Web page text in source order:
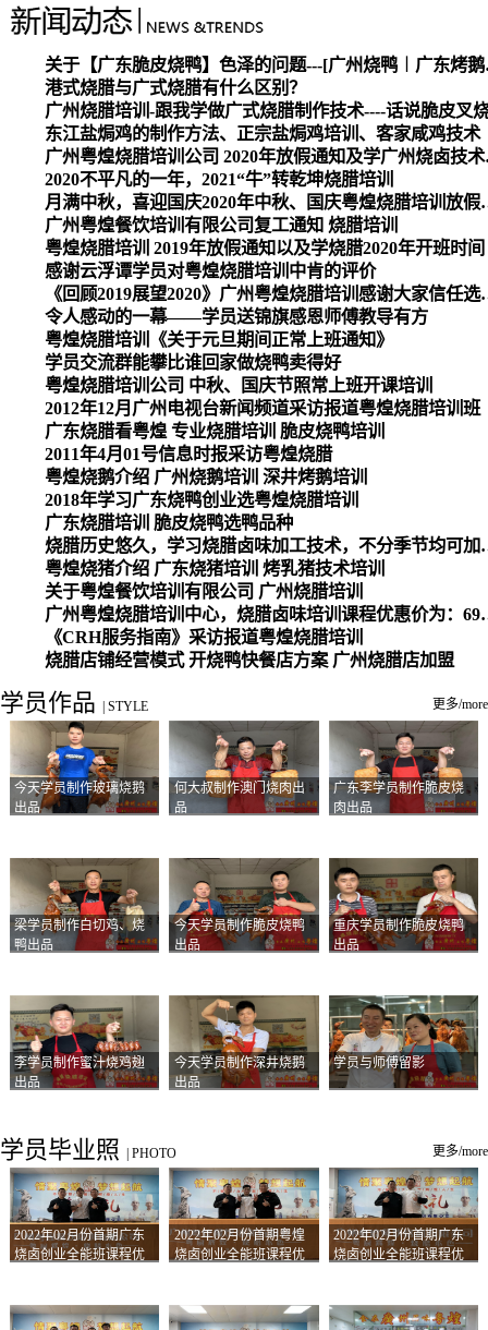
关于【广
港式烧腊与广式烧腊有什么区别？
广州烧腊培训-跟我学做广式烧腊制作技术----话说脆皮叉
东江盐焗鸡的制作方法、正宗盐焗鸡培训、客家咸鸡技术
广州粤煌
2020不平凡的一年，2021“牛”转乾坤烧腊培训
月满中秋，喜迎
广州粤煌餐饮培训有限公司复工通知 烧腊培训
粤煌烧腊培训 2019年放假通知以及学烧腊2020年开班时间
感谢云浮谭学员对粤煌烧腊培训中肯的评价
《回顾2019展望
令人感动的一幕——学员送锦旗感恩师傅教导有方
粤煌烧腊培训《关于元旦期间正常上班通知》
学员交流群能攀比谁回家做烧鸭卖得好
粤煌烧腊培训公司 中秋、国庆节照常上班开课培训
2012年12月广州电视台新闻频道采访报道粤煌烧腊培训班
广东烧腊看粤煌 专业烧腊培训 脆皮烧鸭培训
2011年4月01号信息时报采访粤煌烧腊
粤煌烧鹅介绍 广州烧鹅培训 深井烤鹅培训
2018年学习广东烧鸭创业选粤煌烧腊培训
广东烧腊培训 脆皮烧鸭选鸭品种
烧腊历史悠久，学习
粤煌烧猪介绍 广东烧猪培训 烤乳猪技术培训
关于粤煌餐饮培训有限公司 广州烧腊培训
广州粤煌烧腊培训中心，烧腊卤味培训课程优惠价为：6980元
《CRH服务指南》采访报道粤煌烧腊培训
烧腊店铺经营模式 开烧鸭快餐店方案 广州烧腊店加盟
学员作品 STYLE 更多/more
今天学员制作玻璃烧鹅
出品
何大叔制作澳门烧肉出
品
广东李学员制作脆皮烧
肉出品
梁学员制作白切鸡、烧
鸭出品
今天学员制作脆皮烧鸭
出品
重庆学员制作脆皮烧鸭
出品
李学员制作蜜汁烧鸡翅
出品
今天学员制作深井烧鹅
出品
学员与师傅留影
学员毕业照 PHOTO 更多/more
2022年02月份首期广东
烧卤创业全能班课程优
2022年02月份首期粤煌
烧卤创业全能班课程优
2022年02月份首期广东
烧卤创业全能班课程优